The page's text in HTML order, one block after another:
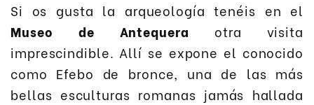
Si os gusta la arqueología tenéis en el
Museo de Antequera otra visita
imprescindible. Allí se expone el conocido
como Efebo de bronce, una de las más
bellas esculturas romanas jamás hallada